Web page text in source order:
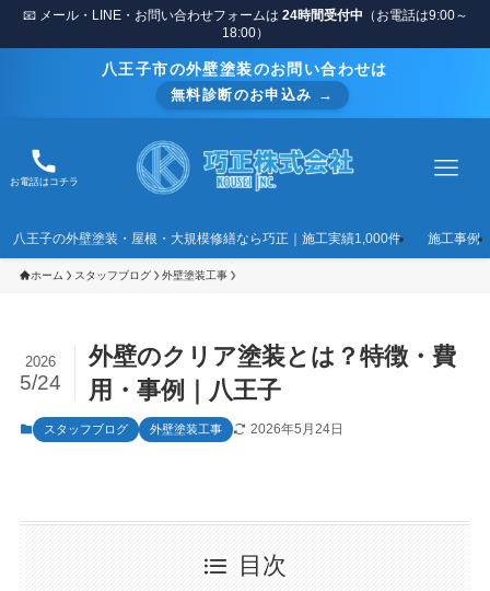
📧 メール・LINE・お問い合わせフォームは 24時間受付中 （お電話は9:00～
18:00）
八王子市の外壁塗装のお問い合わせは
無料診断のお申込み →
お電話はコチラ
八王子の外壁塗装・屋根・大規模修繕なら巧正｜施工実績1,000件 施工事例
ホーム スタッフブログ 外壁塗装工事
外壁のクリア塗装とは？特徴・費
用・事例｜八王子
2026
5/24
スタッフブログ 外壁塗装工事 2026年5月24日
目次